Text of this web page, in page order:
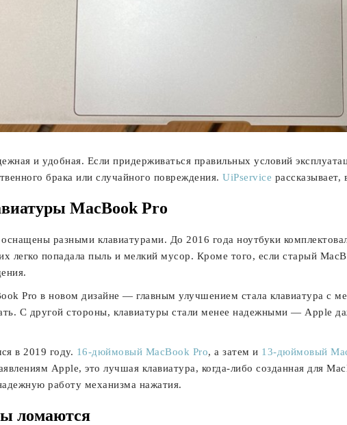
и удобная. Если придерживаться правильных условий
брака или случайного повреждения. UiPservice
MacBook Pro
разными клавиатурами. До 2016 года ноутбуки
легко попадала пыль и мелкий мусор. Кроме того, если старый
Pro в новом дизайне — главным улучшением стала клавиатура с
С другой стороны, клавиатуры стали менее надежными — Apple
в 2019 году. 16-дюймовый MacBook Pro, а затем и 13-дюймовый
Apple, это лучшая клавиатура, когда-либо созданная для
работу механизма нажатия.
ломаются